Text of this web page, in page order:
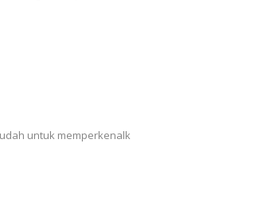
untuk memperkenalk